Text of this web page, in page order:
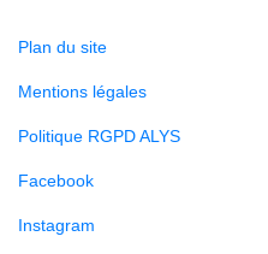
Plan du site
Mentions légales
Politique RGPD ALYS
Facebook
Instagram